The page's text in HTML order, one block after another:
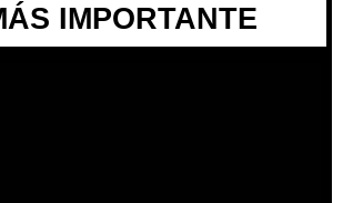
IMPORTANTE